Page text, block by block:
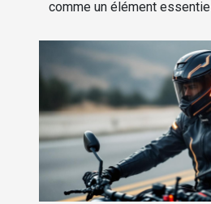
comme un élément